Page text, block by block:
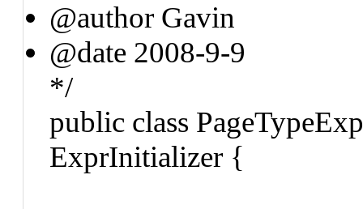
@author Gavin
@date 2008-9-9
*/
public class
ExprInitializer {